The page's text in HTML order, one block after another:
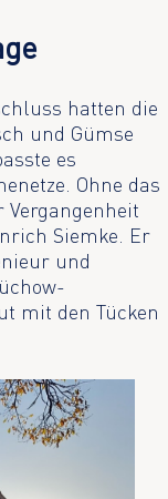
hatten die
und Gümse
es
Ohne das
Vergangenheit
Siemke. Er
und
mit den Tücken